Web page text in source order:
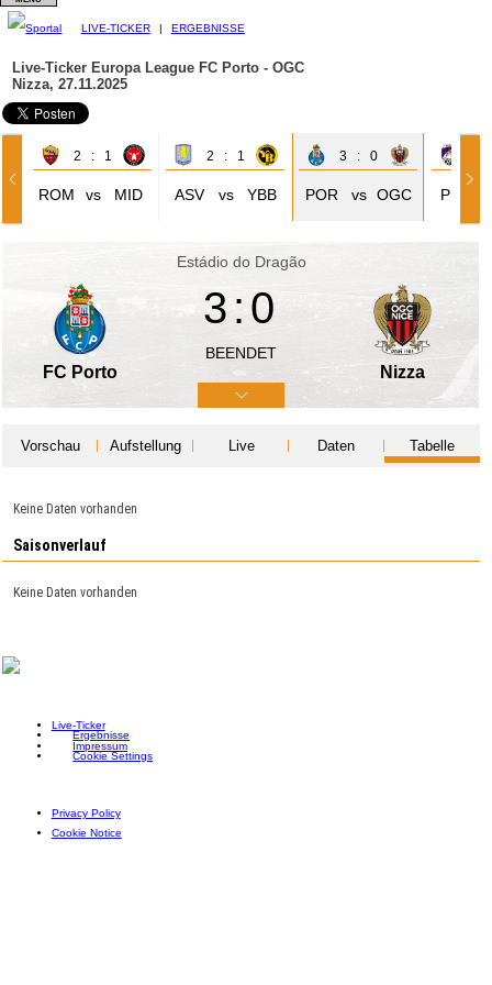
LIVE-TICKER | ERGEBNISSE
Live-Ticker Europa League FC Porto - OGC
Nizza, 27.11.2025
2 : 1
ROM vs MID
2 : 1
ASV vs YBB
3 : 0
POR vs OGC PLZ
Estádio do Dragão
FC Porto
3:0
BEENDET
Nizza
Vorschau Aufstellung Live Daten Tabelle
Keine Daten vorhanden
Saisonverlauf
Keine Daten vorhanden
Live-Ticker
Ergebnisse
Impressum
Cookie Settings
Privacy Policy
Cookie Notice